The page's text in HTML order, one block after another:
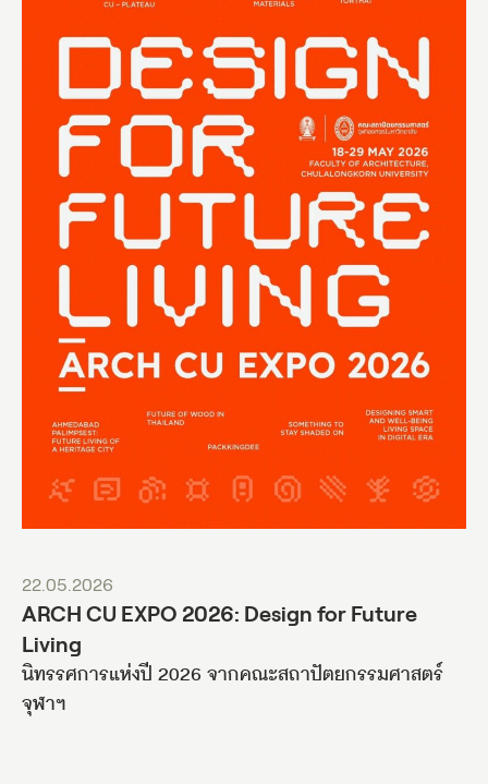
22.05.2026
ARCH CU EXPO 2026: Design for Future
Living
นิทรรศการแห่งปี 2026 จากคณะสถาปัตยกรรมศาสตร์
จุฬาฯ